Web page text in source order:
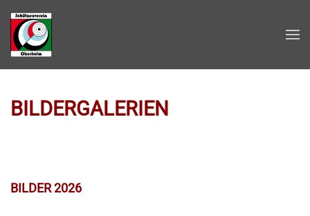
Zum Hauptinhalt springen
BILDERGALERIEN
BILDER 2026